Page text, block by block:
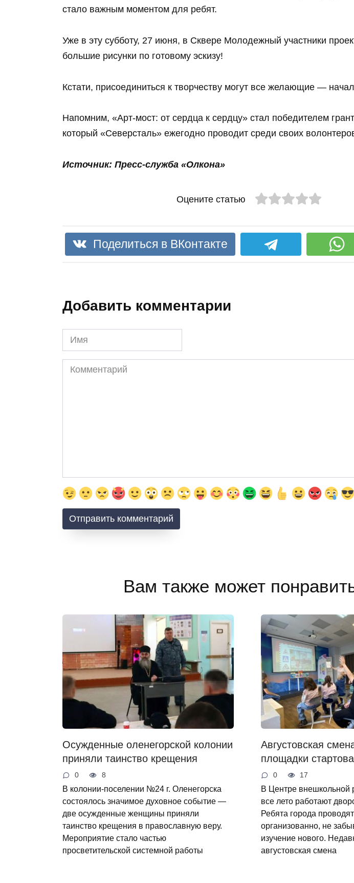
стало важным моментом для ребят.
Уже в эту субботу, 27 июня, в Сквере Молодежный участники
большие рисунки по готовому эскизу!
Кстати, присоединиться к творчеству могут все желающие —
Напомним, «Арт-мост: от сердца к сердцу» стал победителем
который «Северсталь» ежегодно проводит среди своих
Источник: Пресс-служба «Олкона»
Оцените статью
Поделиться в ВКонтакте
Добавить комментарии
Имя
Комментарий
Вам также может
Осужденные оленегорской колонии
приняли таинство крещения
0 8
В колонии-поселении №24 г. Оленегорска
состоялось значимое духовное событие —
две осужденные женщины приняли
таинство крещения в православную веру.
Мероприятие стало частью
просветительской системной работы
Августовская
площадки
0 17
В Центре внешкольной
все лето работают
Ребята города
организованно, не
изучение нового.
августовская смена